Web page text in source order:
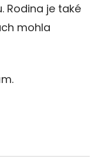
Rodina je také
mohla